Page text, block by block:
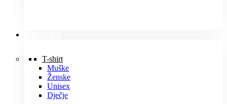
T-shirt
Muške
Ženske
Unisex
Dječje